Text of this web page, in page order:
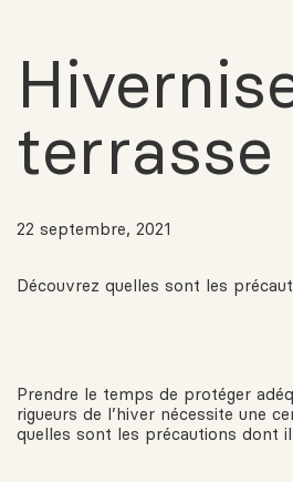
terrasse
22 septembre, 2021
Découvrez quelles sont les
Prendre le temps de protéger
rigueurs de l’hiver nécessite une
quelles sont les précautions dont